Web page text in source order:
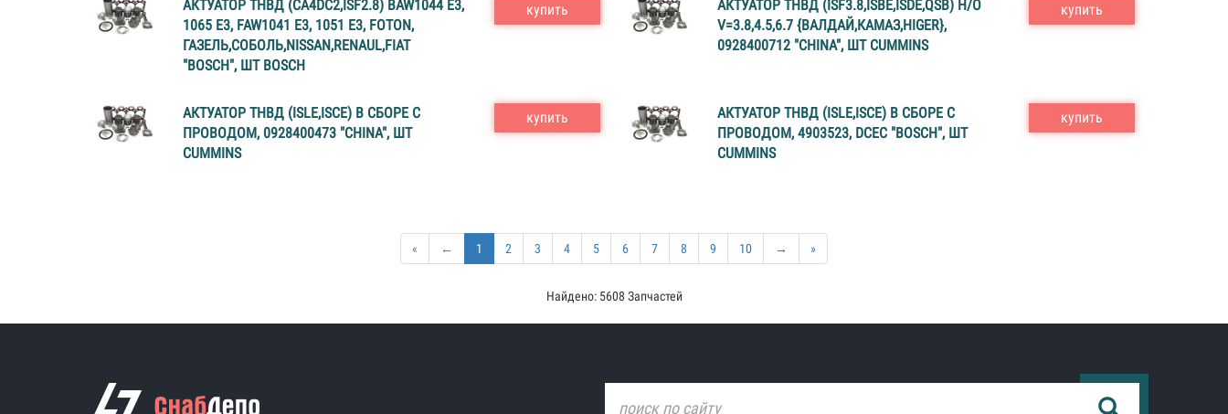
АКТУАТОР ТНВД (CA4DC2,ISF2.8) BAW1044 E3,
1065 E3, FAW1041 E3, 1051 E3, FOTON,
ГАЗЕЛЬ,СОБОЛЬ,NISSAN,RENAUL,FIAT
"BOSCH", ШТ BOSCH
купить
АКТУАТОР ТНВД (ISF3.8,ISBE,ISDE,QSB) Н/О
V=3.8,4.5,6.7 {ВАЛДАЙ,КАМАЗ,HIGER},
0928400712 "CHINA", ШТ CUMMINS
купить
АКТУАТОР ТНВД (ISLE,ISCE) В СБОРЕ С
ПРОВОДОМ, 0928400473 "CHINA", ШТ
CUMMINS
купить
АКТУАТОР ТНВД (ISLE,ISCE) В СБОРЕ С
ПРОВОДОМ, 4903523, DCEC "BOSCH", ШТ
CUMMINS
купить
« ← 1 2 3 4 5 6 7 8 9 10 → »
Найдено: 5608 Запчастей